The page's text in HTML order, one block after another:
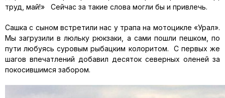
труд, май!» Сейчас за такие слова могли бы и привлечь.
Сашка с сыном встретили нас у трапа на мотоцикле «Урал».
Мы загрузили в люльку рюкзаки, а сами пошли пешком, по
пути любуясь суровым рыбацким колоритом. С первых же
шагов впечатлений добавил десяток северных оленей за
покосившимся забором.